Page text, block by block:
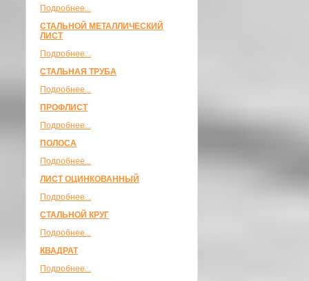
Подробнее...
СТАЛЬНОЙ МЕТАЛЛИЧЕСКИЙ
ЛИСТ
Подробнее...
СТАЛЬНАЯ ТРУБА
Подробнее...
ПРОФЛИСТ
Подробнее...
ПОЛОСА
Подробнее...
ЛИСТ ОЦИНКОВАННЫЙ
Подробнее...
СТАЛЬНОЙ КРУГ
Подробнее...
КВАДРАТ
Подробнее...